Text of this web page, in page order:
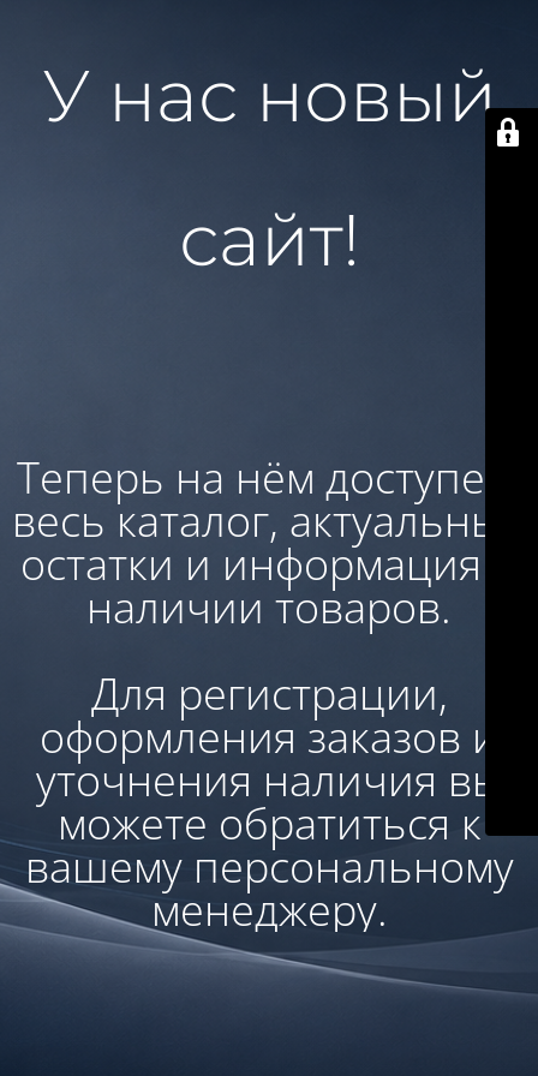
У нас новый
сайт!
Теперь на нём доступен:
весь каталог, актуальные
остатки и информация о
наличии товаров.
Для регистрации,
оформления заказов и
уточнения наличия вы
можете обратиться к
вашему персональному
менеджеру.